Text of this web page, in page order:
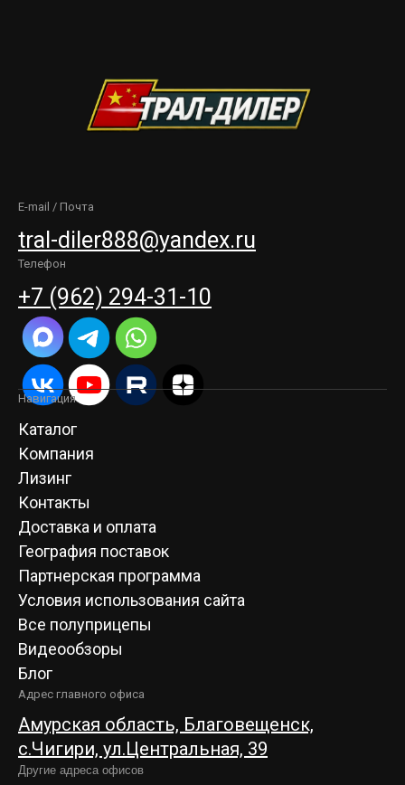
E-mail / Почта
tral-diler888@yandex.ru
Телефон
+7 (962) 294-31-10
Навигация
Каталог
Компания
Лизинг
Контакты
Доставка и оплата
География поставок
Партнерская программа
Условия использования сайта
Все полуприцепы
Видеообзоры
Блог
Адрес главного офиса
Амурская область, Благовещенск,
c.Чигири, ул.Центральная, 39
Другие адреса офисов